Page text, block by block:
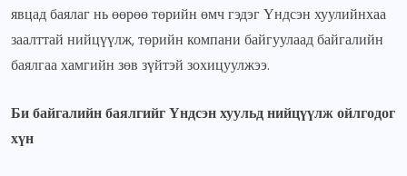
явцад баялаг нь өөрөө төрийн өмч гэдэг Үндсэн хуулийнхаа
заалттай нийцүүлж, төрийн компани байгуулаад байгалийн
баялгаа хамгийн зөв зүйтэй зохицуулжээ.
Би байгалийн баялгийг Үндсэн хуульд нийцүүлж ойлгодог
хүн